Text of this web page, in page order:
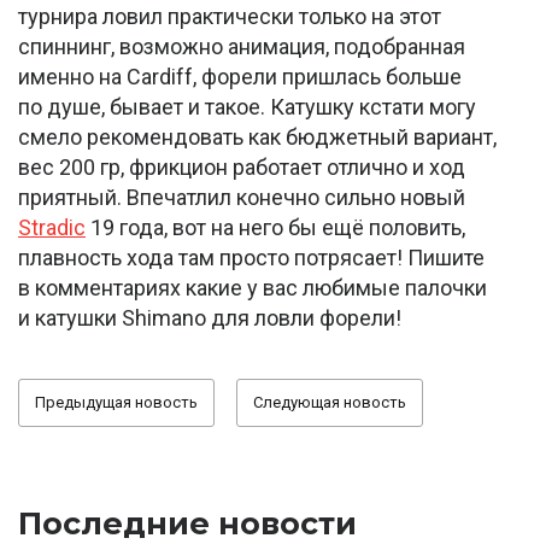
турнира ловил практически только на этот
спиннинг, возможно анимация, подобранная
именно на Cardiff, форели пришлась больше
по душе, бывает и такое. Катушку кстати могу
смело рекомендовать как бюджетный вариант,
вес 200 гр, фрикцион работает отлично и ход
приятный. Впечатлил конечно сильно новый
Stradic 19 года, вот на него бы ещё половить,
плавность хода там просто потрясает! Пишите
в комментариях какие у вас любимые палочки
и катушки Shimano для ловли форели!
Предыдущая новость Следующая новость
Последние новости